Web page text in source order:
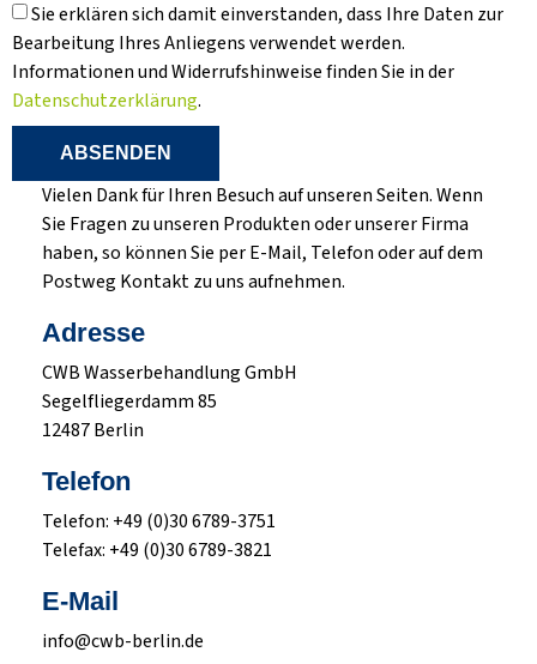
Sie erklären sich damit einverstanden, dass Ihre Daten zur
Bearbeitung Ihres Anliegens verwendet werden.
Informationen und Widerrufshinweise finden Sie in der
Datenschutzerklärung.
ABSENDEN
Vielen Dank für Ihren Besuch auf unseren Seiten. Wenn
Sie Fragen zu unseren Produkten oder unserer Firma
haben, so können Sie per E-Mail, Telefon oder auf dem
Postweg Kontakt zu uns aufnehmen.
Adresse
CWB Wasserbehandlung GmbH
Segelfliegerdamm 85
12487 Berlin
Telefon
Telefon: +49 (0)30 6789-3751
Telefax: +49 (0)30 6789-3821
E-Mail
info@cwb-berlin.de